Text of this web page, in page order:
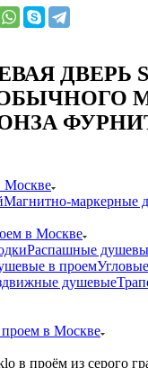
ДВЕРЬ
Москве
Магнитно-маркерные
в Москве
Распашные
в проем
душевые
проем в Москве
в проём из серого